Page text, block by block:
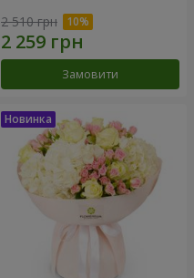
2 510 грн
Замовити